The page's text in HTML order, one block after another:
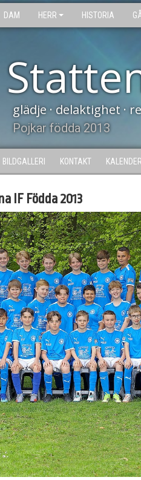
DAM HERR HISTORIA
glädje · delaktighet ·
Pojkar födda 2013
BILDGALLERI KONTAKT KALENDER
IF Födda 2013